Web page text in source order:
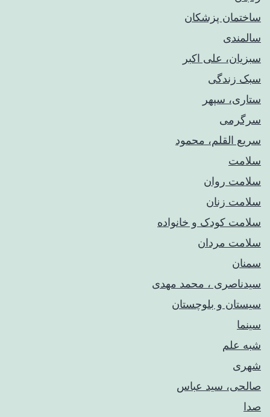
ساختمان پزشکان
سالمندی
سبزیان، علی اکبر
سبک زندگی
ستاری، سپهر
سرگرمی
سریع القلم، محمود
سلامت
سلامت روان
سلامت زنان
سلامت کودک‌ و خانواده
سلامت مردان
سمنان
سیدناصری ، محمد مهدی
سیستان و بلوچستان
سینما
شبه علم
شهری
صالحی، سید عباس
صدا